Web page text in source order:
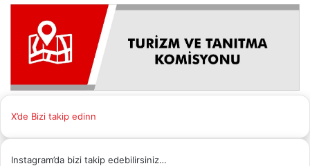
X’de Bizi takip edinn
Instagram’da bizi takip edebilirsiniz…